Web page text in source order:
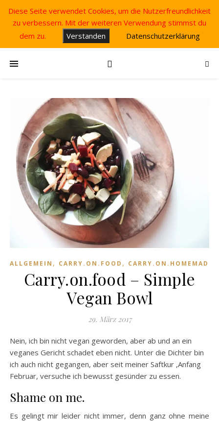
ALLGEMEIN , CARRY.ON.FOOD , CARRY.ON.HOMEMADE
Carry.on.food – Simple
Vegan Bowl
29. März 2017
Nein, ich bin nicht vegan geworden, aber ab und an ein
veganes Gericht schadet eben nicht. Unter die Dichter bin
ich auch nicht gegangen, aber seit meiner Saftkur ,Anfang
Februar, versuche ich bewusst gesünder zu essen.
Shame on me.
Es gelingt mir leider nicht immer, denn ganz ohne meine
Diese Seite verwendet Cookies, um die Nutzerfreundlichkeit
zu verbessern. Mit der weiteren Verwendung stimmst du
dem zu.
Verstanden Datenschutzerklärung